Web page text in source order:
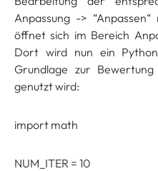
Anpassung ->
öffnet sich im Bereich
Dort wird nun ein
Grundlage zur
genutzt wird:
import math
NUM_ITER = 10